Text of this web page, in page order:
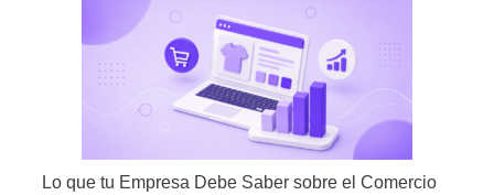
Lo que tu Empresa Debe Saber sobre el Comercio